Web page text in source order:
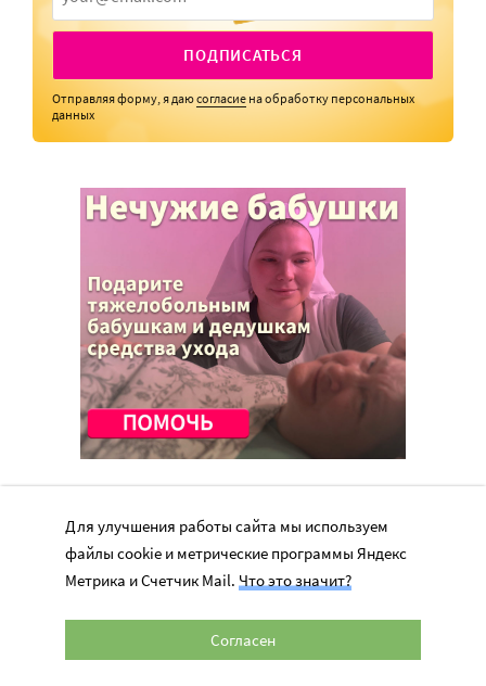
ПОДПИСАТЬСЯ
Отправляя форму, я даюсогласие на обработку персональных
данных
наличии активной гиперссылки на оригинал материала на сайте
Для улучшения работы сайта мы используем
файлы cookie и метрические программы Яндекс
Метрика и Счетчик Mail. Что это значит?
Согласен